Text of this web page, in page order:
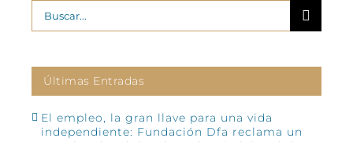
Buscar:
Últimas Entradas
El empleo, la gran llave para una vida
independiente: Fundación Dfa reclama un